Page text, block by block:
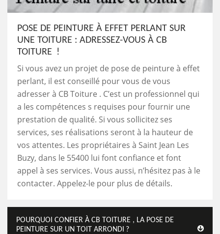
POSE DE PEINTURE À EFFET PERLANT SUR
UNE TOITURE : ADRESSEZ-VOUS À CB
TOITURE !
Si vous avez un projet de pose de peinture à effet
perlant, il est conseillé pour vous de vous
adresser à CB Toiture . C’est un professionnel qui
a les compétences s requises pour fournir une
prestation de qualité. Si vous sollicitez ses
services, ses réalisations seront à la hauteur de
vos attentes. Les propriétaires à Saint Jean Les
Buzy, dans le 55400 lui font confiance et font
appel à ses services. Vous aussi, n’hésitez pas à le
contacter. Appelez-le pour plus de détails.
POURQUOI CONFIER À CB TOITURE , LA POSE DE
PEINTURE SUR UN TOIT ARRONDI ?